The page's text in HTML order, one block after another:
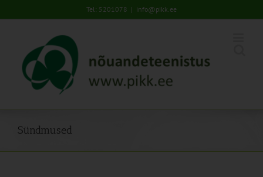
to
Tel: 5201078 | info@pikk.ee
Sündmused